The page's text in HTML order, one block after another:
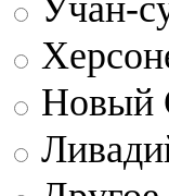
Новый